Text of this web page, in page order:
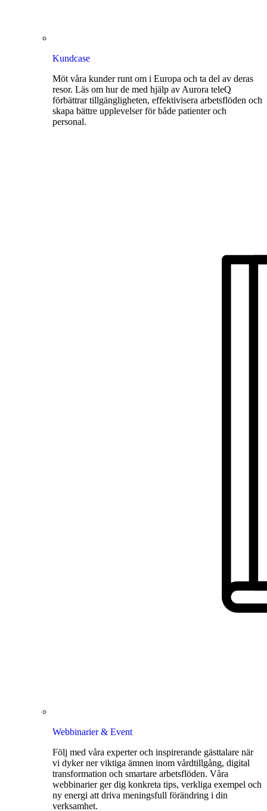
Kundcase
Möt våra kunder runt om i Europa och ta del av deras
resor. Läs om hur de med hjälp av Aurora teleQ
förbättrar tillgängligheten, effektivisera arbetsflöden och
skapa bättre upplevelser för både patienter och
personal.
Webbinarier & Event
Följ med våra experter och inspirerande gästtalare när
vi dyker ner viktiga ämnen inom vårdtillgång, digital
transformation och smartare arbetsflöden. Våra
webbinarier ger dig konkreta tips, verkliga exempel och
ny energi att driva meningsfull förändring i din
verksamhet.